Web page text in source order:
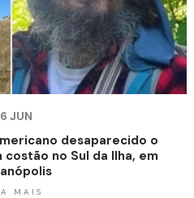
JUN
desaparecido o
no Sul da Ilha, em
MAIS